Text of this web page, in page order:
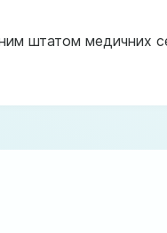
штатом медичних